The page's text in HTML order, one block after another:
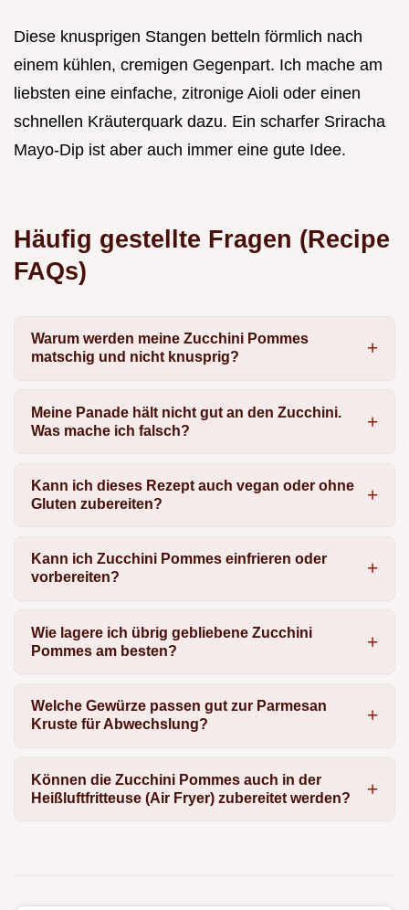
Diese knusprigen Stangen betteln förmlich nach
einem kühlen, cremigen Gegenpart. Ich mache am
liebsten eine einfache, zitronige Aioli oder einen
schnellen Kräuterquark dazu. Ein scharfer Sriracha
Mayo-Dip ist aber auch immer eine gute Idee.
Häufig gestellte Fragen (Recipe
FAQs)
Warum werden meine Zucchini Pommes
matschig und nicht knusprig?
Meine Panade hält nicht gut an den Zucchini.
Was mache ich falsch?
Kann ich dieses Rezept auch vegan oder ohne
Gluten zubereiten?
Kann ich Zucchini Pommes einfrieren oder
vorbereiten?
Wie lagere ich übrig gebliebene Zucchini
Pommes am besten?
Welche Gewürze passen gut zur Parmesan
Kruste für Abwechslung?
Können die Zucchini Pommes auch in der
Heißluftfritteuse (Air Fryer) zubereitet werden?